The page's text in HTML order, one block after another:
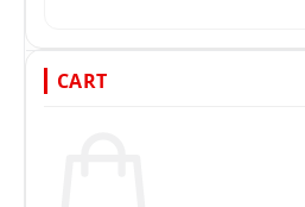
CART